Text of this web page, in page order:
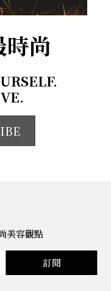
尚
美容觀點
訂閱